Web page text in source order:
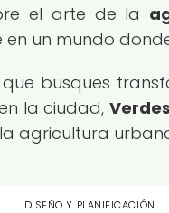
el arte de la
en un mundo
busques
la ciudad,
agricultura
DISEÑO Y PLANIFICACIÓN